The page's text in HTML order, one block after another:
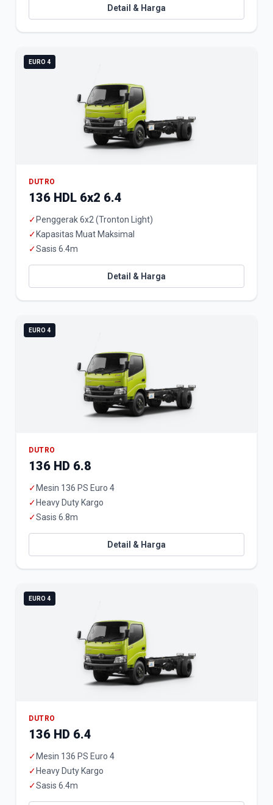
Detail & Harga
EURO 4
DUTRO
136 HDL 6x2 6.4
✓ Penggerak 6x2 (Tronton Light)
✓ Kapasitas Muat Maksimal
✓Sasis 6.4m
Detail & Harga
EURO 4
DUTRO
136 HD 6.8
✓ Mesin 136 PS Euro 4
✓ Heavy Duty Kargo
✓Sasis 6.8m
Detail & Harga
EURO 4
DUTRO
136 HD 6.4
✓ Mesin 136 PS Euro 4
✓ Heavy Duty Kargo
✓Sasis 6.4m